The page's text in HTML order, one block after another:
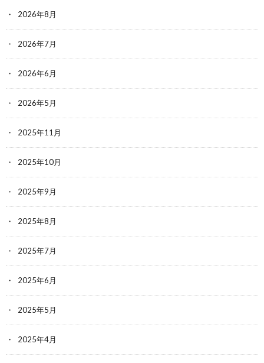
2026年8月
2026年7月
2026年6月
2026年5月
2025年11月
2025年10月
2025年9月
2025年8月
2025年7月
2025年6月
2025年5月
2025年4月